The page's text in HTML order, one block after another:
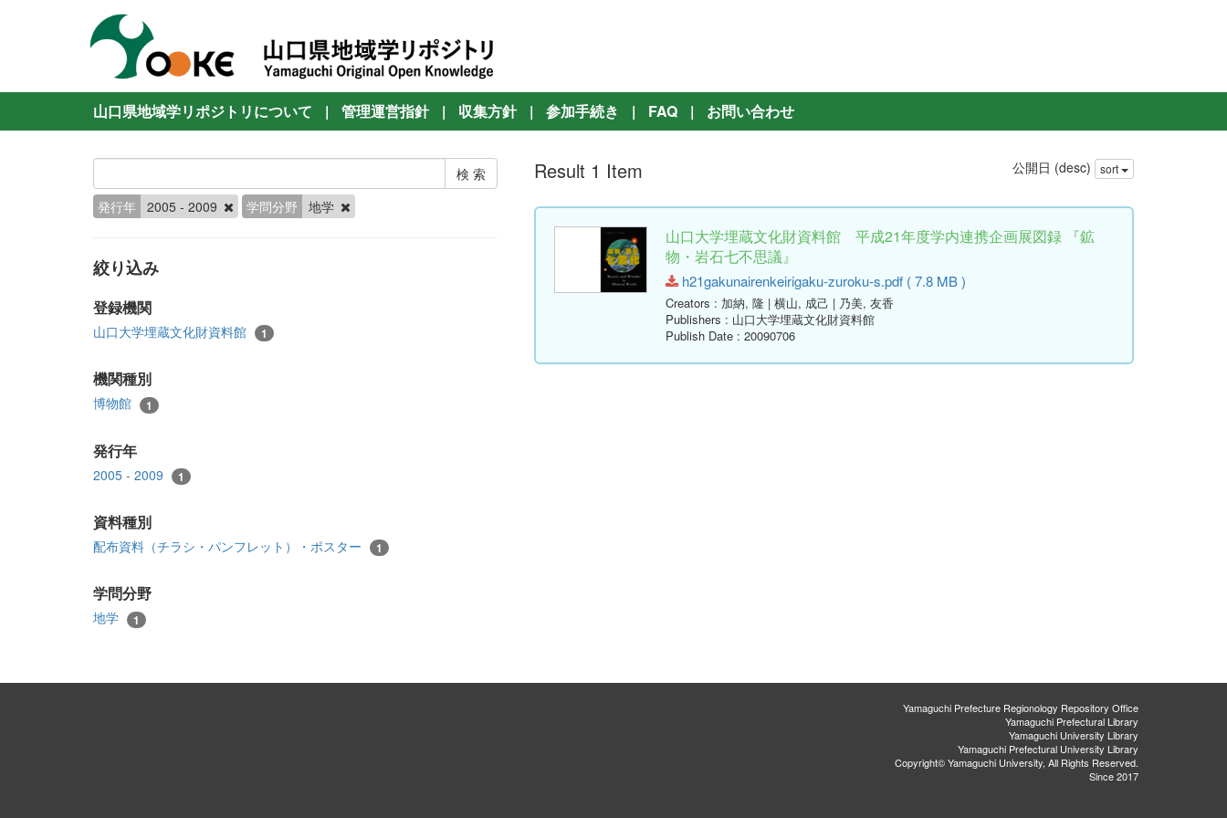
山口県地域学リポジトリについて | 管理運営指針 | 収集方針 | 参加手続き | FAQ | お問い合わせ
発行年 2005 - 2009 学問分野 地学
絞り込み
登録機関
山口大学埋蔵文化財資料館 1
機関種別
博物館 1
発行年
2005 - 2009 1
資料種別
配布資料（チラシ・パンフレット）・ポスター 1
学問分野
地学 1
Result 1 Item 公開日 (desc) sort
山口大学埋蔵文化財資料館 平成21年度学内連携企画展図録 『鉱
物・岩石七不思議』
h21gakunairenkeirigaku-zuroku-s.pdf ( 7.8 MB )
Creators : 加納, 隆 | 横山, 成己 | 乃美, 友香
Publishers : 山口大学埋蔵文化財資料館
Publish Date : 20090706
Yamaguchi Prefecture Regionology Repository Office
Yamaguchi Prefectural Library
Yamaguchi University Library
Yamaguchi Prefectural University Library
Copyright© Yamaguchi University, All Rights Reserved.
Since 2017